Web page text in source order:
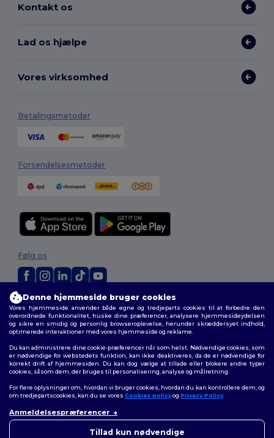
Kontakt os
Lad os hjælpe
Vores virksomhed
Betalingsmetoder
Forsendelsesmetoder
2026. Alle rettigheder forbeholdes
Vilkår og Betingelser| Tilpasset politik|Fortrolighedspolitik|Politik for
cookies|Sitemap
Følg os
Denne hjemmeside bruger cookies
Vores hjemmeside anvender både egne og tredjeparts cookies til at forbedre den
overordnede funktionalitet, huske dine præferencer, analysere hjemmesideydelsen
og sikre en smidig og personlig browseroplevelse, herunder skræddersyet indhold,
optimerede interaktioner med vores hjemmeside og reklame.
Du kan administrere dine cookie-præferencer når som helst. Nødvendige cookies, som
er nødvendige for webstedets funktion, kan ikke deaktiveres, da de er nødvendige for
korrekt drift af hjemmesiden. Du kan dog vælge at tillade eller blokere andre typer
cookies, såsom dem, der bruges til personalisering, analyse og målretning.
For flere oplysninger om, hvordan vi bruger cookies, hvordan du kan kontrollere dem, og
om tredjepartscookies, kan du se vores Cookies policyog Privacy Policy.
Anmeldelsespræferencer
Tillad kun nødvendige
bekymringer, kan du kontakte